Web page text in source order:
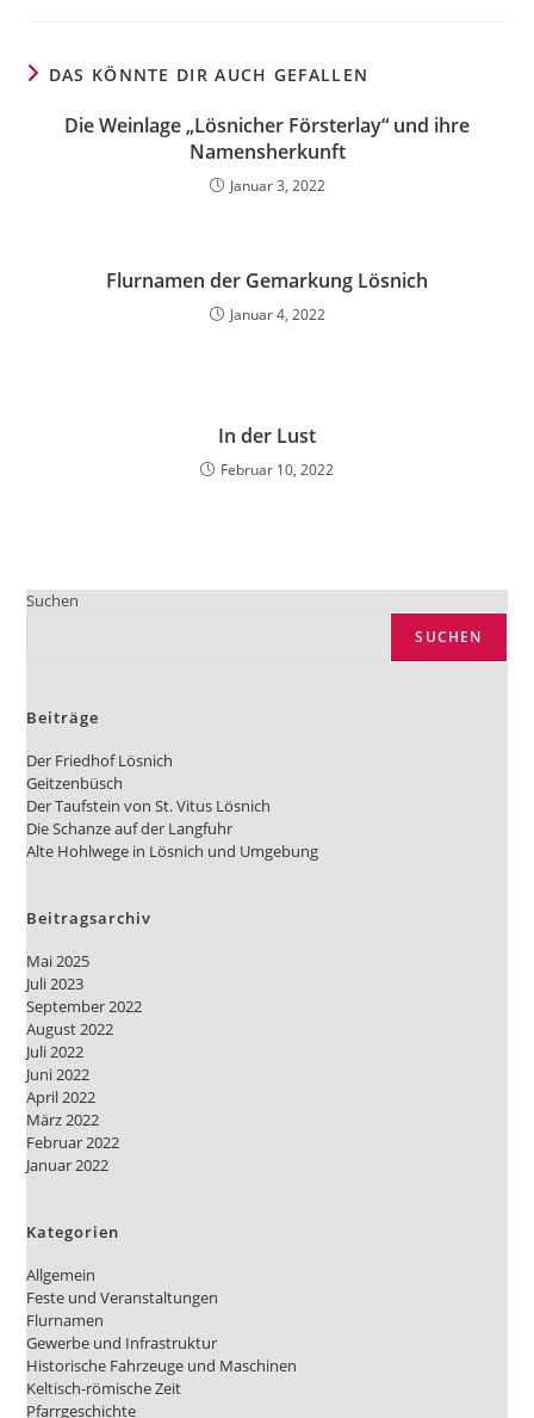
DAS KÖNNTE DIR AUCH GEFALLEN
Die Weinlage „Lösnicher Försterlay“ und ihre
Namensherkunft
Januar 3, 2022
Flurnamen der Gemarkung Lösnich
Januar 4, 2022
In der Lust
Februar 10, 2022
Suchen
SUCHEN
Beiträge
Der Friedhof Lösnich
Geitzenbüsch
Der Taufstein von St. Vitus Lösnich
Die Schanze auf der Langfuhr
Alte Hohlwege in Lösnich und Umgebung
Beitragsarchiv
Mai 2025
Juli 2023
September 2022
August 2022
Juli 2022
Juni 2022
April 2022
März 2022
Februar 2022
Januar 2022
Kategorien
Allgemein
Feste und Veranstaltungen
Flurnamen
Gewerbe und Infrastruktur
Historische Fahrzeuge und Maschinen
Keltisch-römische Zeit
Pfarrgeschichte